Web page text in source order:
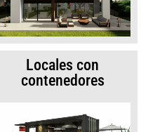
Locales con
contenedores